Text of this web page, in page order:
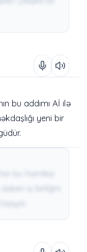
bu addımı Aİ ilə
yeni bir
bu hamlesi
iş birliğini